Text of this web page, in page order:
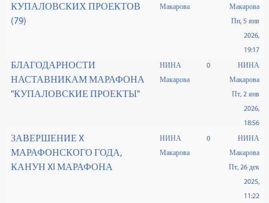
КУПАЛОВСКИХ ПРОЕКТОВ
(79)
Макарова
Макарова
Пн, 5 янв
2026,
19:17
БЛАГОДАРНОСТИ
НАСТАВНИКАМ МАРАФОНА
"КУПАЛОВСКИЕ ПРОЕКТЫ"
НИНА
Макарова
0
НИНА
Макарова
Пт, 2 янв
2026,
18:56
ЗАВЕРШЕНИЕ X
МАРАФОНСКОГО ГОДА,
КАНУН XI МАРАФОНА
НИНА
Макарова
0
НИНА
Макарова
Пт, 26 дек
2025,
11:22